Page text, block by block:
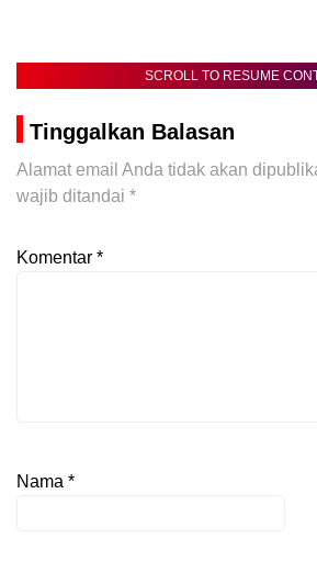
SCROLL TO RESUME
Tinggalkan Balasan
Alamat email Anda tidak akan
wajib ditandai *
Komentar *
Nama *